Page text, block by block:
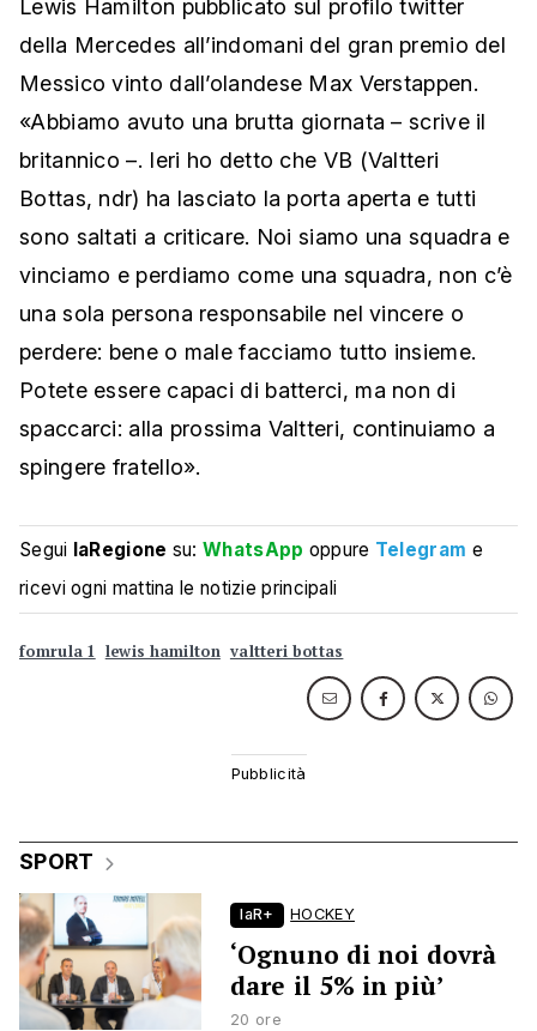
Lewis Hamilton pubblicato sul profilo twitter
della Mercedes all’indomani del gran premio del
Messico vinto dall’olandese Max Verstappen.
«Abbiamo avuto una brutta giornata – scrive il
britannico –. Ieri ho detto che VB (Valtteri
Bottas, ndr) ha lasciato la porta aperta e tutti
sono saltati a criticare. Noi siamo una squadra e
vinciamo e perdiamo come una squadra, non c’è
una sola persona responsabile nel vincere o
perdere: bene o male facciamo tutto insieme.
Potete essere capaci di batterci, ma non di
spaccarci: alla prossima Valtteri, continuiamo a
spingere fratello».
Segui laRegione su:WhatsApp oppure Telegram e
ricevi ogni mattina le notizie principali
fomrula 1 lewis hamilton valtteri bottas
SPORT
laR+ HOCKEY
‘Ognuno di noi dovrà
dare il 5% in più’
20 ore